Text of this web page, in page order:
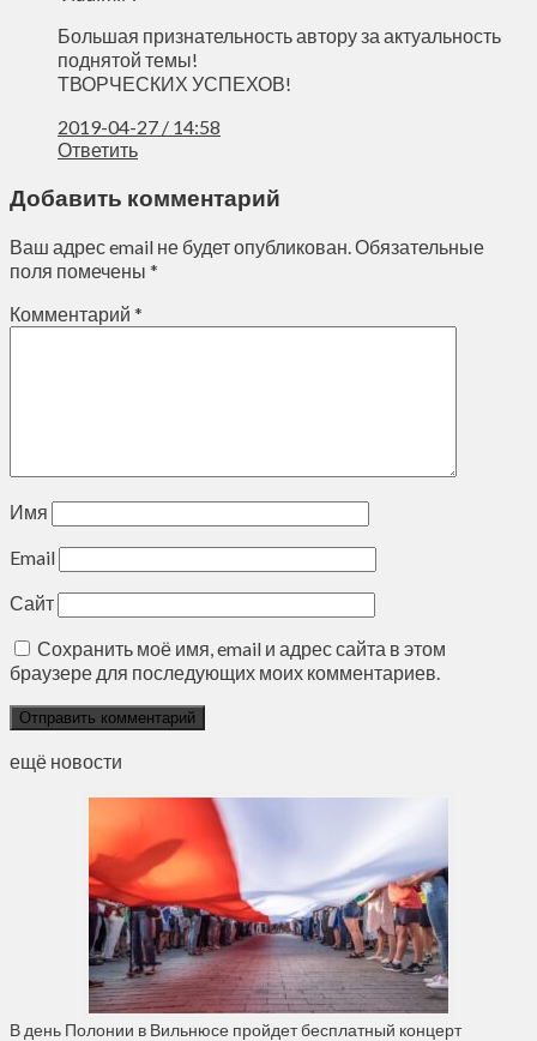
Большая признательность автору за актуальность
поднятой темы!
ТВОРЧЕСКИХ УСПЕХОВ!
2019-04-27 / 14:58
Ответить
Добавить комментарий
Ваш адрес email не будет опубликован. Обязательные
поля помечены *
Комментарий *
Имя
Email
Сайт
Сохранить моё имя, email и адрес сайта в этом
браузере для последующих моих комментариев.
ещё новости
В день Полонии в Вильнюсе пройдет бесплатный концерт